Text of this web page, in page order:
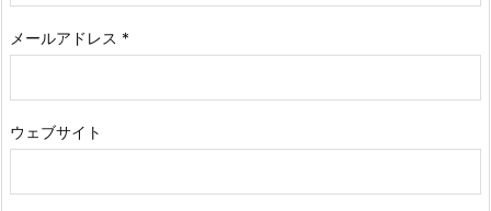
メールアドレス *
ウェブサイト